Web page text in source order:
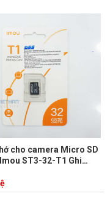
cho camera Micro SD
ST3-32-T1 Ghi
10